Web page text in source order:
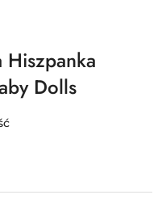
Hiszpanka
Dolls